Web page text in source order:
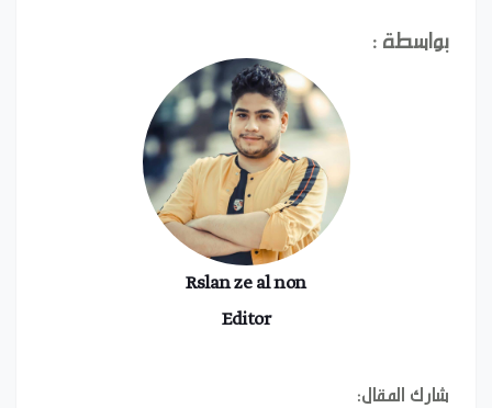
بواسطة :
Rslan ze al non
Editor
شارك المقال: